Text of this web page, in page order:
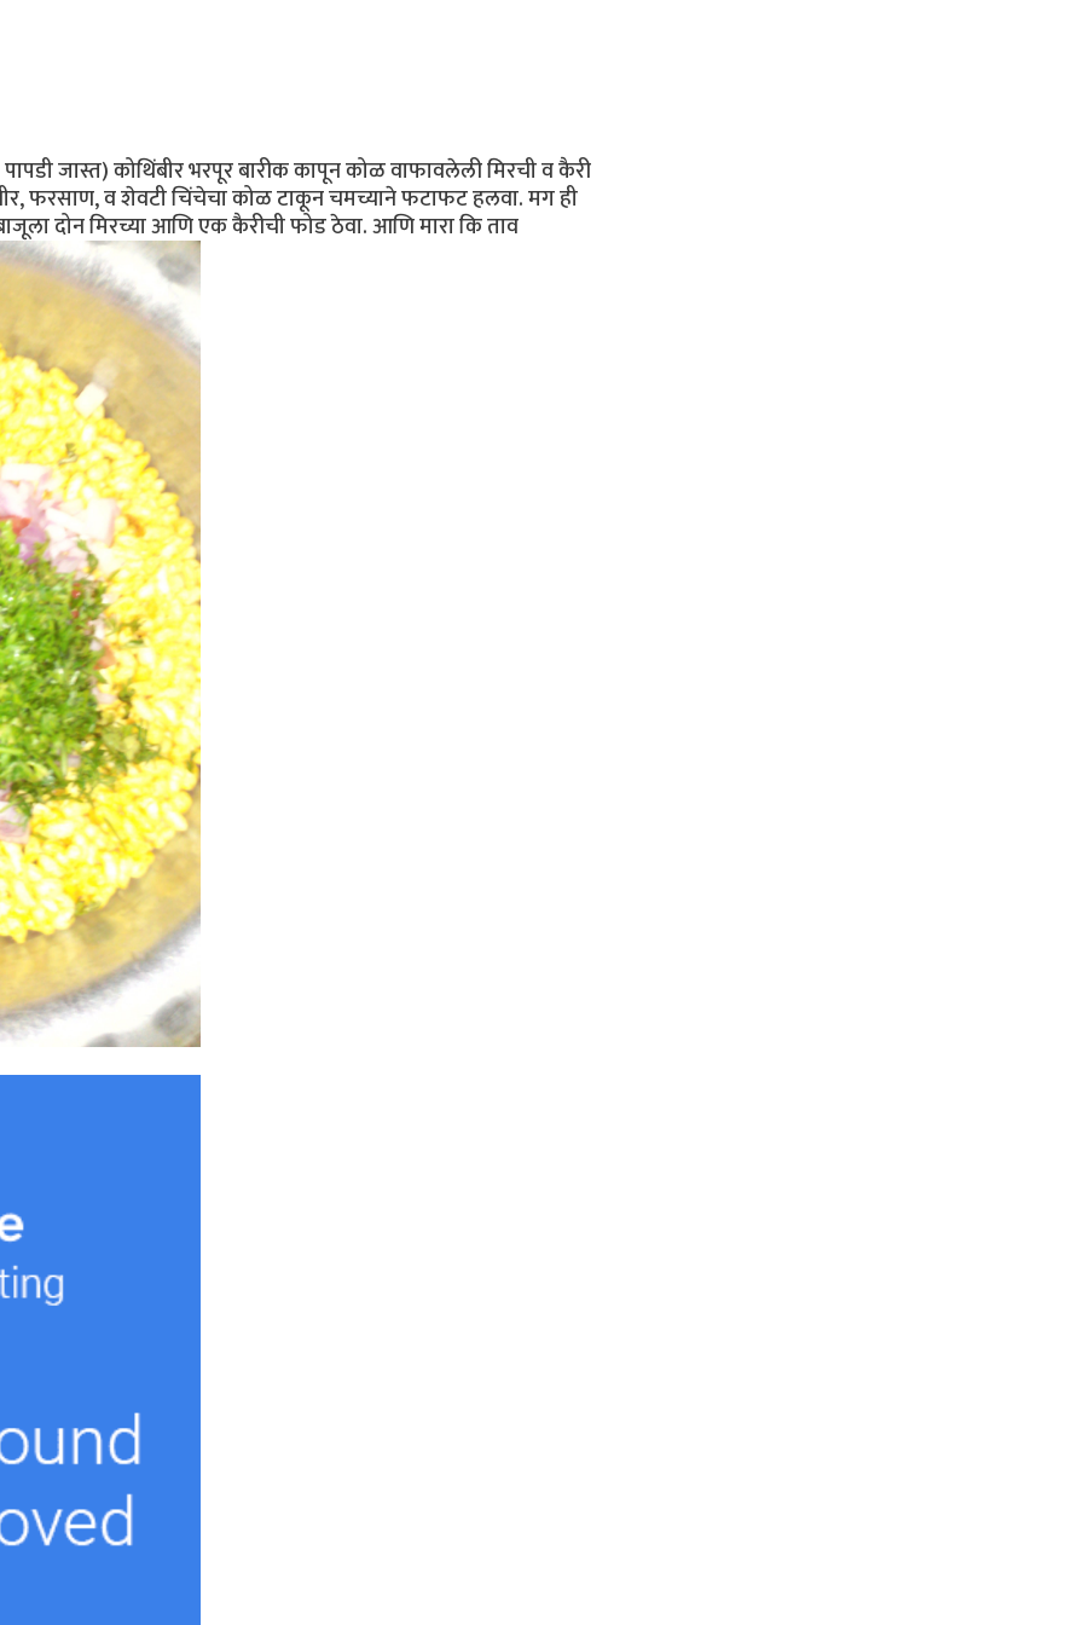
जास्त) कोथिंबीर भरपूर बारीक कापून कोळ वाफावलेली मिरची व कैरी
फरसाण, व शेवटी चिंचेचा कोळ टाकून चमच्याने फटाफट हलवा. मग ही
दोन मिरच्या आणि एक कैरीची फोड ठेवा. आणि मारा कि ताव